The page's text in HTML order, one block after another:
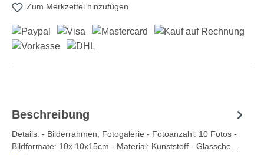
Zum Merkzettel hinzufügen
Beschreibung
Details: - Bilderrahmen, Fotogalerie - Fotoanzahl: 10 Fotos -
Bildformate: 10x 10x15cm - Material: Kunststoff - Glassche…